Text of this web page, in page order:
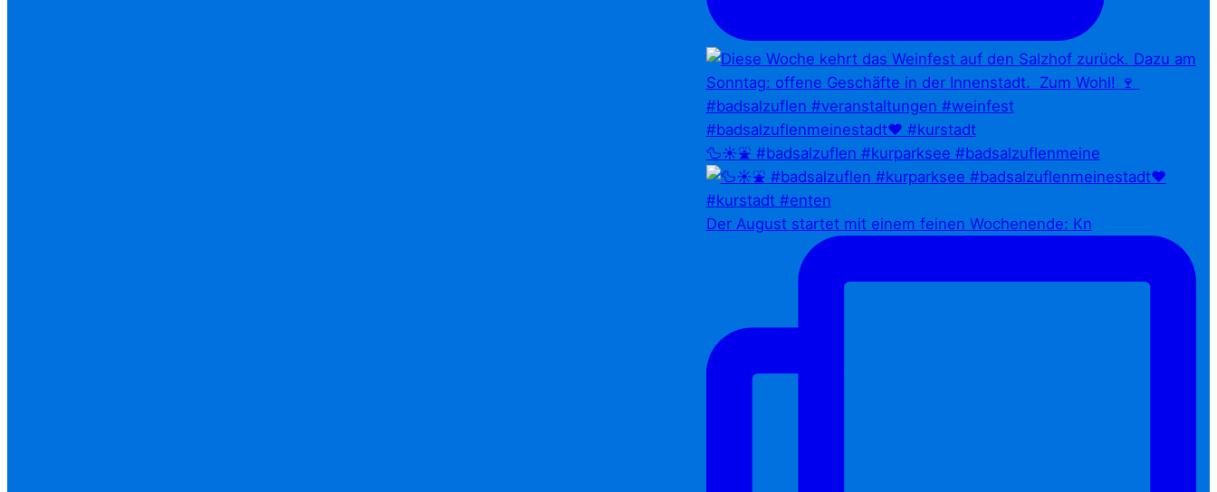
🦆☀️⛲ #badsalzuflen #kurparksee #badsalzuflenmeine
Der August startet mit einem feinen Wochenende: Kn